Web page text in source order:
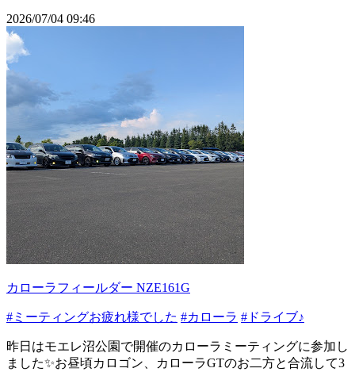
2026/07/04 09:46
カローラフィールダー NZE161G
#ミーティングお疲れ様でした #カローラ #ドライブ♪
昨日はモエレ沼公園で開催のカローラミーティングに参加し
ました✨お昼頃カロゴン、カローラGTのお二方と合流して3